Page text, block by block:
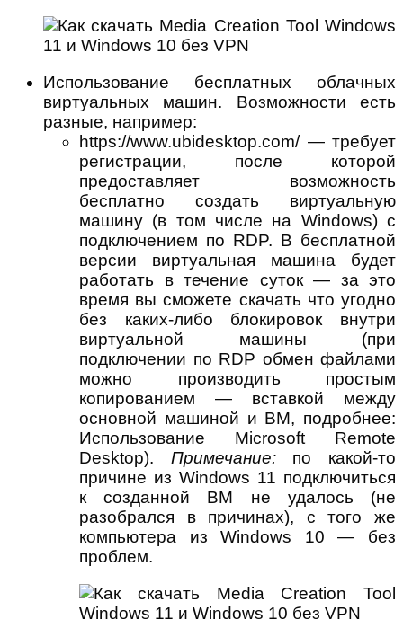
Использование бесплатных облачных
виртуальных машин. Возможности есть
разные, например:
https://www.ubidesktop.com/ — требует
регистрации, после которой
предоставляет возможность
бесплатно создать виртуальную
машину (в том числе на Windows) с
подключением по RDP. В бесплатной
версии виртуальная машина будет
работать в течение суток — за это
время вы сможете скачать что угодно
без каких-либо блокировок внутри
виртуальной машины (при
подключении по RDP обмен файлами
можно производить простым
копированием — вставкой между
основной машиной и ВМ, подробнее:
Использование Microsoft Remote
Desktop). Примечание:по какой-то
причине из Windows 11 подключиться
к созданной ВМ не удалось (не
разобрался в причинах), с того же
компьютера из Windows 10 — без
проблем.